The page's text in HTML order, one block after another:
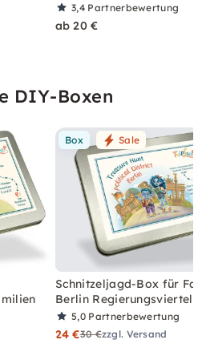
3,4 Partnerbewertung
ab 20 €
DIY-Boxen
Box Sale
Schnitzeljagd-Box für
Berlin Regierungsviertel
5,0 Partnerbewertung
24 €30 €zzgl. Versand